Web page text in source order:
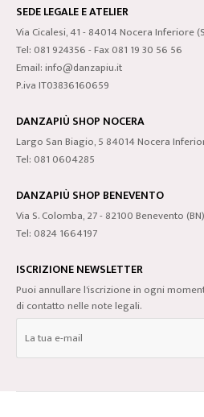
SEDE LEGALE E ATELIER
Via Cicalesi, 41 - 84014 Nocera Inferiore
Tel: 081 924356 - Fax 081 19 30 56 56
Email: info@danzapiu.it
P.iva IT03836160659
DANZAPIÙ SHOP NOCERA
Largo San Biagio, 5 84014 Nocera
Tel: 081 0604285
DANZAPIÙ SHOP BENEVENTO
Via S. Colomba, 27 - 82100 Benevento (BN)
Tel: 0824 1664197
ISCRIZIONE NEWSLETTER
Puoi annullare l'iscrizione in ogni
di contatto nelle note legali.